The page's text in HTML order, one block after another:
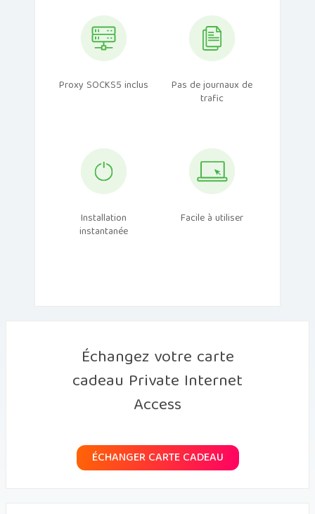
Proxy SOCKS5 inclus Pas de journaux de
trafic
Installation
instantanée
Facile à utiliser
Échangez votre carte
cadeau Private Internet
Access
ÉCHANGER CARTE CADEAU